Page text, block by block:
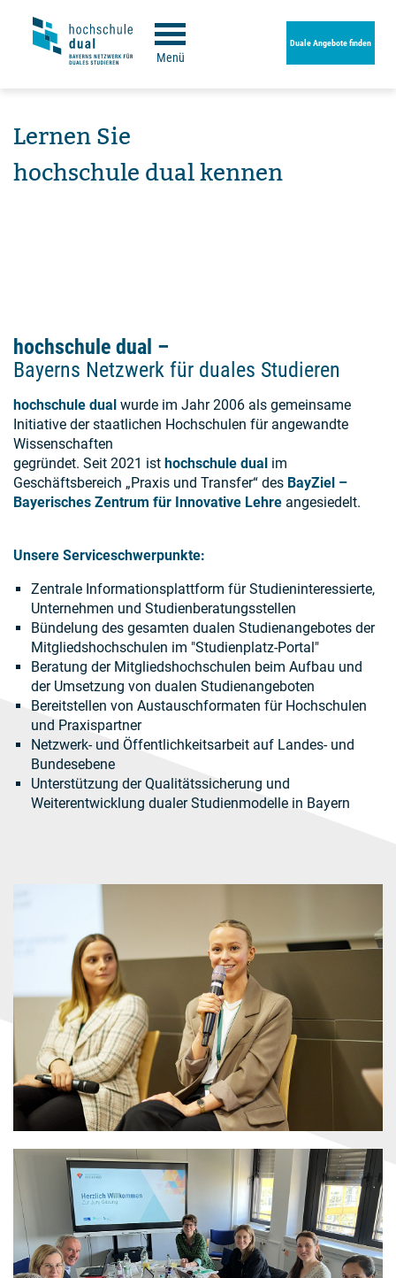
Menü
Duale Angebote finden
Lernen Sie
hochschule dual kennen
hochschule dual –
Bayerns Netzwerk für duales Studieren
hochschule dual wurde im Jahr 2006 als gemeinsame
Initiative der staatlichen Hochschulen für angewandte
Wissenschaften
gegründet. Seit 2021 ist hochschule dual im
Geschäftsbereich „Praxis und Transfer“ des BayZiel –
Bayerisches Zentrum für Innovative Lehre angesiedelt.
Unsere Serviceschwerpunkte:
Zentrale Informationsplattform für Studieninteressierte,
Unternehmen und Studienberatungsstellen
Bündelung des gesamten dualen Studienangebotes der
Mitgliedshochschulen im "Studienplatz-Portal"
Beratung der Mitgliedshochschulen beim Aufbau und
der Umsetzung von dualen Studienangeboten
Bereitstellen von Austauschformaten für Hochschulen
und Praxispartner
Netzwerk- und Öffentlichkeitsarbeit auf Landes- und
Bundesebene
Unterstützung der Qualitätssicherung und
Weiterentwicklung dualer Studienmodelle in Bayern